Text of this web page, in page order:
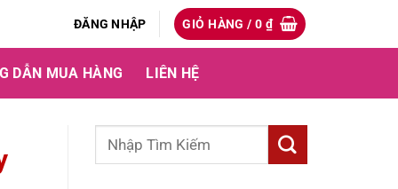
ĐĂNG NHẬP GIỎ HÀNG /0 ₫
DẪN MUA HÀNG LIÊN HỆ